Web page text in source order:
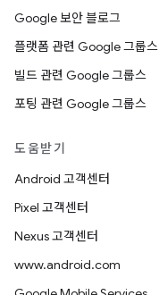
Google 보안 블로그
플랫폼 관련 Google 그룹스
빌드 관련 Google 그룹스
포팅 관련 Google 그룹스
도움받기
Android 고객센터
Pixel 고객센터
Nexus 고객센터
www.android.com